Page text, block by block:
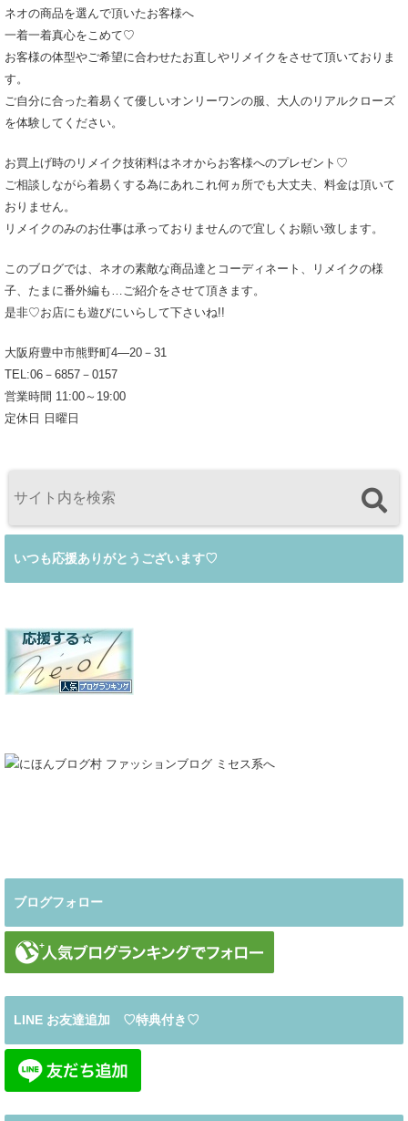
ネオの商品を選んで頂いたお客様へ
一着一着真心をこめて♡
お客様の体型やご希望に合わせたお直しやリメイクをさせて頂いておりま
す。
ご自分に合った着易くて優しいオンリーワンの服、大人のリアルクローズ
を体験してください。
お買上げ時のリメイク技術料はネオからお客様へのプレゼント♡
ご相談しながら着易くする為にあれこれ何ヵ所でも大丈夫、料金は頂いて
おりません。
リメイクのみのお仕事は承っておりませんので宜しくお願い致します。
このブログでは、ネオの素敵な商品達とコーディネート、リメイクの様
子、たまに番外編も…ご紹介をさせて頂きます。
是非♡お店にも遊びにいらして下さいね!!
大阪府豊中市熊野町4―20－31
TEL:06－6857－0157
営業時間 11:00～19:00
定休日 日曜日
いつも応援ありがとうございます♡
ブログフォロー
LINE お友達追加 ♡特典付き♡